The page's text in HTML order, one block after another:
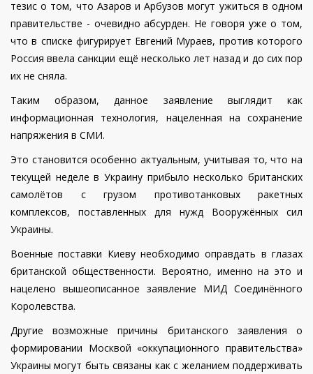
тезис о том, что Азаров и Арбузов могут ужиться в одном
правительстве - очевидно абсурден. Не говоря уже о том,
что в списке фигурирует Евгений Мураев, против которого
Россия ввела санкции ещё несколько лет назад и до сих пор
их не сняла.
Таким образом, данное заявление выглядит как
информационная технология, нацеленная на сохранение
напряжения в СМИ.
Это становится особенно актуальным, учитывая то, что на
текущей неделе в Украину прибыло несколько британских
самолётов с грузом противотанковых ракетных
комплексов, поставленных для нужд Вооружённых сил
Украины.
Военные поставки Киеву необходимо оправдать в глазах
британской общественности. Вероятно, именно на это и
нацелено вышеописанное заявление МИД Соединённого
Королевства.
Другие возможные причины британского заявления о
формировании Москвой «оккупационного правительства»
Украины могут быть связаны как с желанием поддерживать